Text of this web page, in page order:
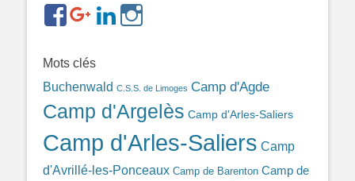
https://www.facebook.com/groups/
ref=br_rs
https://plus.google.com/b/
https://www.linkedin.com/in/gigi-
bonin-
Mots clés
Buchenwald C.S.S. de Limoges Camp d'Agde
Camp d'Argelès Camp d'Arles-Saliers
Camp d'Arles-Saliers Camp
d'Avrillé-les-Ponceaux Camp de Barenton Camp de